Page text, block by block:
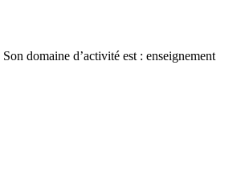
Son domaine d’activité est : enseignement